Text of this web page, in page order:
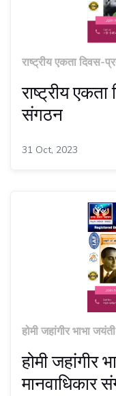
राष्ट्रीय एकता दिवस-
राष्ट्रीय
संगठन
31 Oct, 2023
होमी जहांगीर भाभा
होमी जहांगीर
मानवाधिकार